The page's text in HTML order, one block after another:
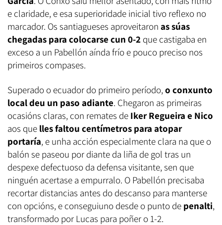
e claridade, e esa superioridade inicial tivo reflexo no
marcador. Os santiagueses aproveitaron as súas
chegadas para colocarse cun 0-2 que castigaba en
exceso a un Pabellón aínda frío e pouco preciso nos
primeiros compases.
Superado o ecuador do primeiro período,o conxunto
local deu un paso adiante. Chegaron as primeiras
ocasións claras, con remates de Iker Regueira e Nico
aos que lles faltou centímetros para atopar
portaría, e unha acción especialmente clara na que o
balón se paseou por diante da liña de gol tras un
despexe defectuoso da defensa visitante, sen que
ninguén acertase a empurralo. O Pabellón precisaba
recortar distancias antes do descanso para manterse
con opcións, e conseguiuno desde o punto de penalti,
transformado por Lucas para poñer o 1-2.